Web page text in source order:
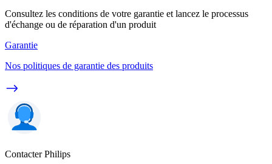
Consultez les conditions de votre garantie et lancez le processus
d'échange ou de réparation d'un produit
Garantie
Nos politiques de garantie des produits
Contacter Philips